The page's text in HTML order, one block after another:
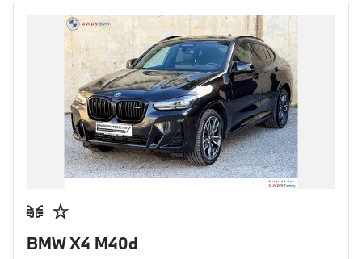
BMW X4 M40d